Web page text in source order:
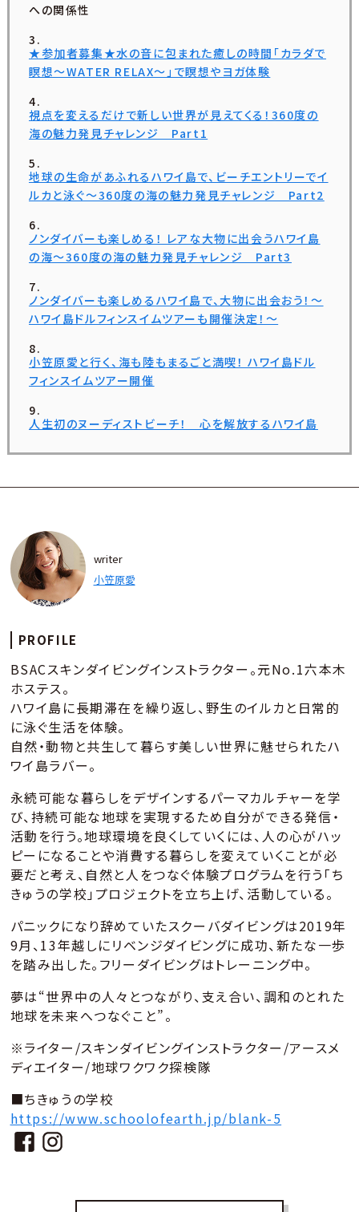
への関係性
★参加者募集★水の音に包まれた癒しの時間「カラダで
瞑想〜WATER RELAX〜」で瞑想やヨガ体験
視点を変えるだけで新しい世界が見えてくる！360度の
海の魅力発見チャレンジ Part1
地球の生命があふれるハワイ島で、ビーチエントリーでイ
ルカと泳ぐ～360度の海の魅力発見チャレンジ Part2
ノンダイバーも楽しめる！ レアな大物に出会うハワイ島
の海～360度の海の魅力発見チャレンジ Part3
ノンダイバーも楽しめるハワイ島で、大物に出会おう！〜
ハワイ島ドルフィンスイムツアーも開催決定！〜
小笠原愛と行く、海も陸もまるごと満喫！ ハワイ島ドル
フィンスイムツアー開催
人生初のヌーディストビーチ！ 心を解放するハワイ島
writer
小笠原愛
PROFILE
BSACスキンダイビングインストラクター。元No.1六本木
ホステス。
ハワイ島に長期滞在を繰り返し、野生のイルカと日常的
に泳ぐ生活を体験。
自然・動物と共生して暮らす美しい世界に魅せられたハ
ワイ島ラバー。
永続可能な暮らしをデザインするパーマカルチャーを学
び、持続可能な地球を実現するため自分ができる発信・
活動を行う。地球環境を良くしていくには、人の心がハッ
ピーになることや消費する暮らしを変えていくことが必
要だと考え、自然と人をつなぐ体験プログラムを行う「ち
きゅうの学校」プロジェクトを立ち上げ、活動している。
パニックになり辞めていたスクーバダイビングは2019年
9月、13年越しにリベンジダイビングに成功、新たな一歩
を踏み出した。フリーダイビングはトレーニング中。
夢は“世界中の人々とつながり、支え合い、調和のとれた
地球を未来へつなぐこと”。
※ライター/スキンダイビングインストラクター/アースメ
ディエイター/地球ワクワク探検隊
■ちきゅうの学校
https://www.schoolofearth.jp/blank-5